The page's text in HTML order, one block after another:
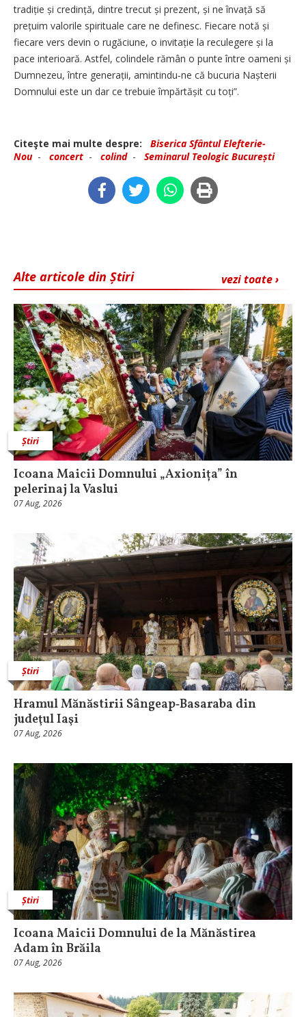
tradiție și credință, dintre trecut și prezent, și ne învață să
prețuim valorile spirituale care ne definesc. Fiecare notă și
fiecare vers devin o rugăciune, o invitație la reculegere și la
pace interioară. Astfel, colindele rămân o punte între oameni și
Dumnezeu, între generații, amintindu‑ne că bucuria Nașterii
Domnului este un dar ce trebuie împărtășit cu toți”.
Citeşte mai multe despre:
Biserica Sfântul Elefterie-
Nou- concert - colind- Seminarul Teologic București
vezi toate ›
Alte articole din Știri
Știri
Icoana Maicii Domnului „Axionița” în
pelerinaj la Vaslui
07 Aug, 2026
Știri
Hramul Mănăstirii Sângeap‑Basaraba din
judeţul Iaşi
07 Aug, 2026
Știri
Icoana Maicii Domnului de la Mănăstirea
Adam în Brăila
07 Aug, 2026